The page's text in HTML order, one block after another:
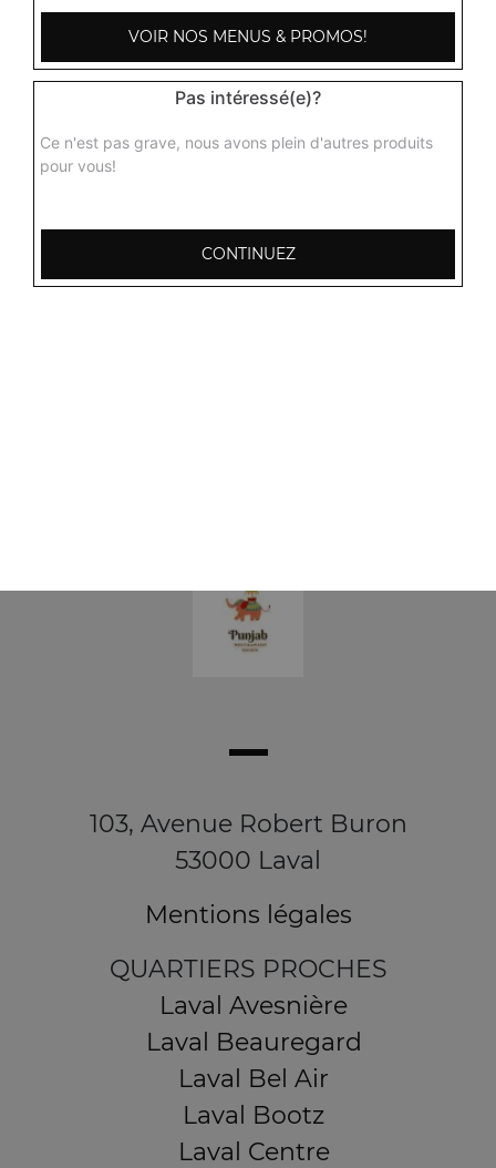
Poulet baingan
Curry de poulet, aubergines hachées grillés aux épices
indiennes + 1 potion de riz basmati
15.00€
103, Avenue Robert Buron
53000 Laval
Mentions légales
QUARTIERS PROCHES
Laval Avesnière
Laval Beauregard
Laval Bel Air
Laval Bootz
Laval Centre
VOIR NOS MENUS & PROMOS!
Pas intéressé(e)?
Ce n'est pas grave, nous avons plein d'autres produits
pour vous!
CONTINUEZ